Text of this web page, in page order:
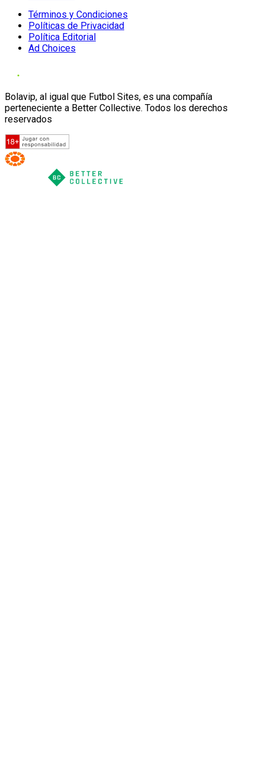
Términos y Condiciones
Políticas de Privacidad
Política Editorial
Ad Choices
Bolavip, al igual que Futbol Sites, es una compañía
perteneciente a Better Collective. Todos los derechos
reservados